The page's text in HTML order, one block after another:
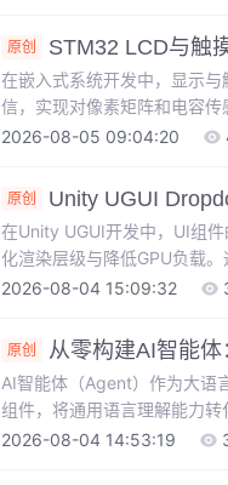
从被束缚到掌握技能、实现
原创 STM32 LCD与触
在嵌入式系统开发中，显示
信，实现对像素矩阵和电容
智能仪表、工业HMI等场景的
与触摸芯片如GT911通信，
2026-08-05 09:04:20
原创 Unity UGUI
在Unity UGUI开发中，UI组
化渲染层级与降低GPU负载
能。在移动端项目中，
2022.3 LTS版本，深入探讨
2026-08-04 15:09:32
原创 从零构建AI智能
AI智能体（Agent）作为大语
组件，将通用语言理解能力
门槛，使开发者能够基于开
2026-08-04 14:53:19